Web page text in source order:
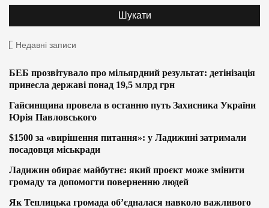
Недавні записи
БЕБ прозвітувало про мільярдний результат: детінізація
принесла державі понад 19,5 млрд грн
Гайсинщина провела в останню путь Захисника України
Юрія Павловського
$1500 за «вирішення питання»: у Ладижині затримали
посадовця міськради
Ладижин обирає майбутнє: який проєкт може змінити
громаду та допомогти поверненню людей
Як Теплицька громада об’єдналася навколо важливого